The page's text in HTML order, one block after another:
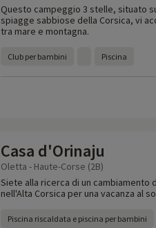
Questo campeggio 3 stelle, situato
spiagge sabbiose della Corsica, vi
tra mare e montagna.
Club per bambini Piscina
Casa d'Orinaju
Oletta - Haute-Corse (2B)
Siete alla ricerca di un cambiamento
nell'Alta Corsica per una vacanza al
Piscina riscaldata e piscina per bambini